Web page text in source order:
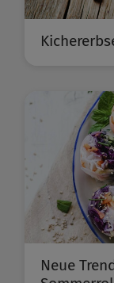
Neue